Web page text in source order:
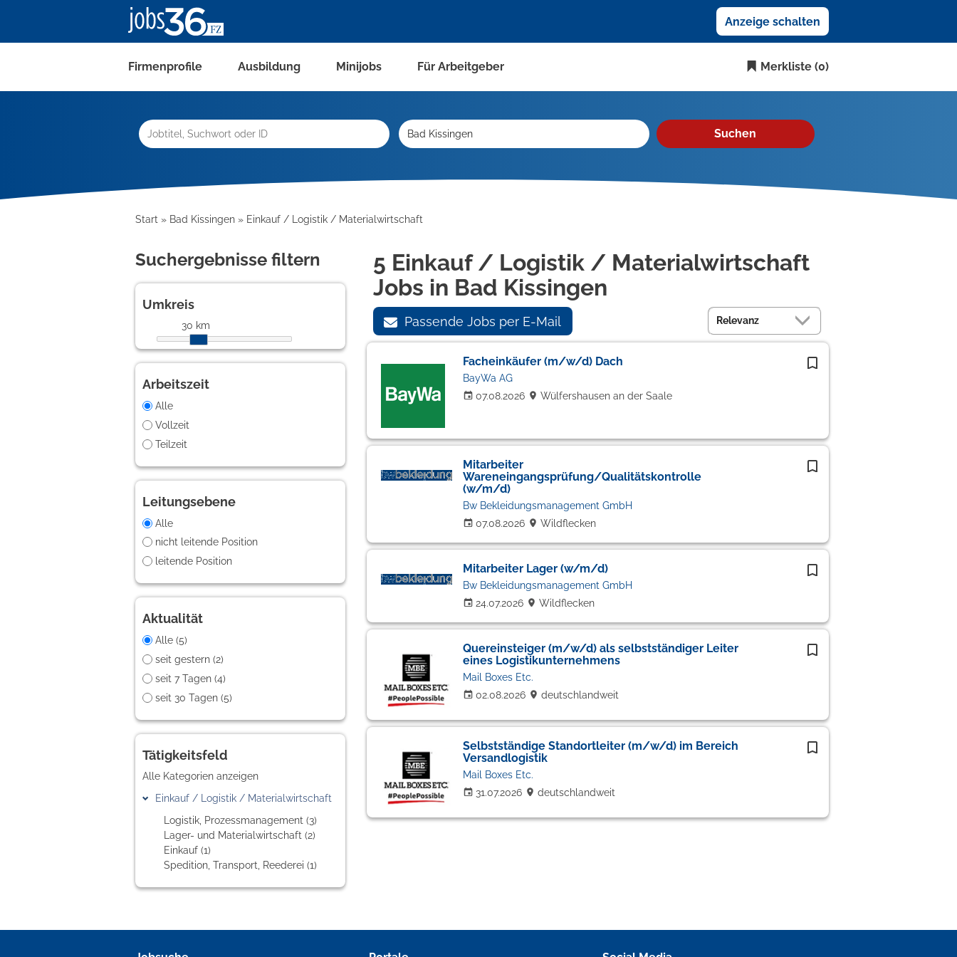
Anzeige schalten
Firmenprofile Ausbildung Minijobs Für Arbeitgeber Merkliste (0)
Suchen
Start Bad Kissingen Einkauf / Logistik / Materialwirtschaft
Suchergebnisse filtern
Umkreis
30 km
Arbeitszeit
Alle
Vollzeit
Teilzeit
Leitungsebene
Alle
nicht leitende Position
leitende Position
Aktualität
Alle (5)
seit gestern (2)
seit 7 Tagen (4)
seit 30 Tagen (5)
Tätigkeitsfeld
Alle Kategorien anzeigen
Einkauf / Logistik / Materialwirtschaft
Logistik, Prozessmanagement (3)
Lager- und Materialwirtschaft (2)
Einkauf (1)
Spedition, Transport, Reederei (1)
5 Einkauf / Logistik / Materialwirtschaft
Jobs in Bad Kissingen
Passende Jobs per E-Mail
Facheinkäufer (m/w/d) Dach
07.08.2026
BayWa AG
Wülfershausen an der Saale
Mitarbeiter
Wareneingangsprüfung/Qualitätskontrolle
(w/m/d)
07.08.2026
Bw Bekleidungsmanagement GmbH
Wildflecken
Mitarbeiter Lager (w/m/d)
24.07.2026
Bw Bekleidungsmanagement GmbH
Wildflecken
Quereinsteiger (m/w/d) als selbstständiger Leiter
eines Logistikunternehmens
02.08.2026
Mail Boxes Etc.
deutschlandweit
Selbstständige Standortleiter (m/w/d) im Bereich
Versandlogistik
31.07.2026
Mail Boxes Etc.
deutschlandweit